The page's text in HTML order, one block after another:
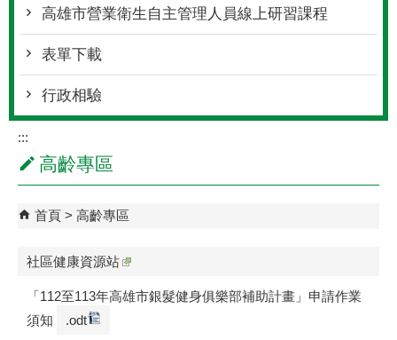
高雄市營業衛生自主管理人員線上研習課程
表單下載
行政相驗
:::
高齡專區
首頁 高齡專區
社區健康資源站
「112至113年高雄市銀髮健身俱樂部補助計畫」申請作業
須知
.odt